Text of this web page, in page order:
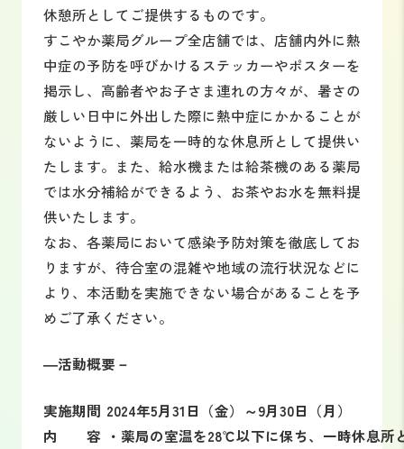
休憩所としてご提供するものです。
すこやか薬局グループ全店舗では、店舗内外に熱
中症の予防を呼びかけるステッカーやポスターを
掲示し、高齢者やお子さま連れの方々が、暑さの
厳しい日中に外出した際に熱中症にかかることが
ないように、薬局を一時的な休息所として提供い
たします。また、給水機または給茶機のある薬局
では水分補給ができるよう、お茶やお水を無料提
供いたします。
なお、各薬局において感染予防対策を徹底してお
りますが、待合室の混雑や地域の流行状況などに
より、本活動を実施できない場合があることを予
めご了承ください。
―活動概要－
実施期間 2024年5月31日（金）～9月30日（月）
内 容 ・薬局の室温を28℃以下に保ち、一時休息所